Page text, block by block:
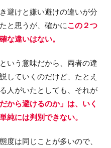
避けと嫌い避けの違いが分
と思うが、確かにこの２つ
な違いはない。
いう意味だから、両者の違
していくのだけど、たとえ
人がいたとしても、それが
から避けるのか」は、いく
純には判別できない。
度は同じことが多いので、